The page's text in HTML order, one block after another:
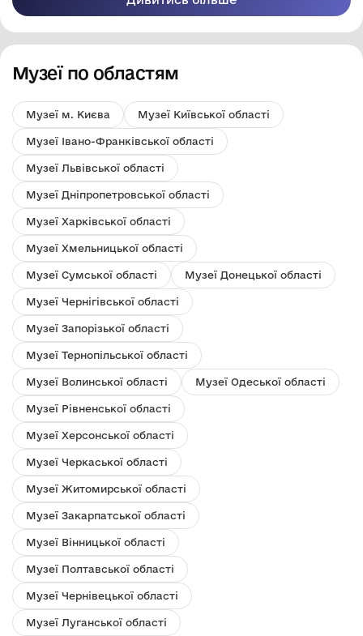
Музеї по областям
Музеї м. Києва Музеї Київської області
Музеї Івано-Франківської області
Музеї Львівської області
Музеї Дніпропетровської області
Музеї Харківської області
Музеї Хмельницької області
Музеї Сумської області Музеї Донецької області
Музеї Чернігівської області
Музеї Запорізької області
Музеї Тернопільської області
Музеї Волинської області Музеї Одеської області
Музеї Рівненської області
Музеї Херсонської області
Музеї Черкаської області
Музеї Житомирської області
Музеї Закарпатської області
Музеї Вінницької області
Музеї Полтавської області
Музеї Чернівецької області
Музеї Луганської області